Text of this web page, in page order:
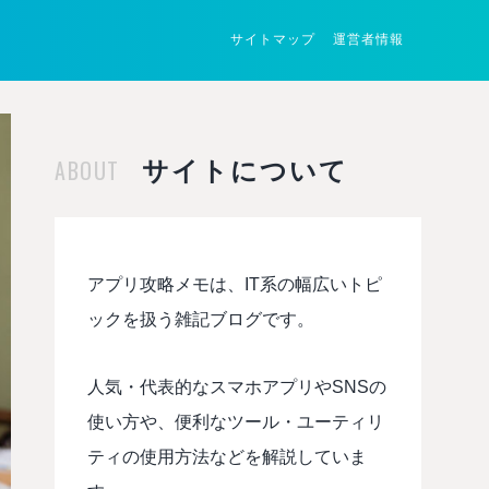
サイトマップ 運営者情報
ABOUT サイトについて
アプリ攻略メモは、IT系の幅広いトピ
ックを扱う雑記ブログです。
人気・代表的なスマホアプリやSNSの
使い方や、便利なツール・ユーティリ
ティの使用方法などを解説していま